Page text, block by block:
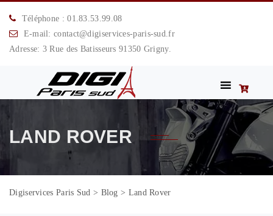
Téléphone : 01.83.53.99.08
E-mail: contact@digiservices-paris-sud.fr
Adresse: 3 Rue des Batisseurs 91350 Grigny.
LAND ROVER
Digiservices Paris Sud > Blog > Land Rover